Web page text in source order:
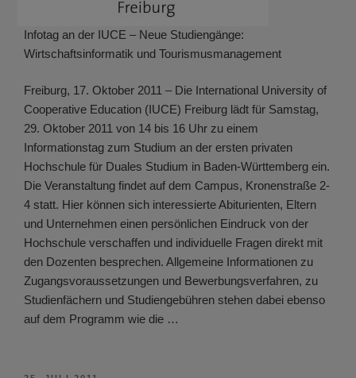
Infotag an der IUCE – Neue Studiengänge:
Wirtschaftsinformatik und Tourismusmanagement
Freiburg, 17. Oktober 2011 – Die International University of
Cooperative Education (IUCE) Freiburg lädt für Samstag,
29. Oktober 2011 von 14 bis 16 Uhr zu einem
Informationstag zum Studium an der ersten privaten
Hochschule für Duales Studium in Baden-Württemberg ein.
Die Veranstaltung findet auf dem Campus, Kronenstraße 2-
4 statt. Hier können sich interessierte Abiturienten, Eltern
und Unternehmen einen persönlichen Eindruck von der
Hochschule verschaffen und individuelle Fragen direkt mit
den Dozenten besprechen. Allgemeine Informationen zu
Zugangsvoraussetzungen und Bewerbungsverfahren, zu
Studienfächern und Studiengebühren stehen dabei ebenso
auf dem Programm wie die …